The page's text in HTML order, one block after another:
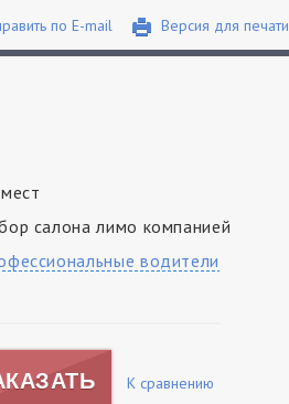
по E-mail Версия для печати
салона лимо компанией
водители
К сравнению